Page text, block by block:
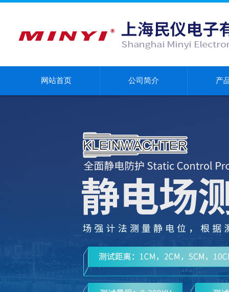
网站首页 公司简介 产